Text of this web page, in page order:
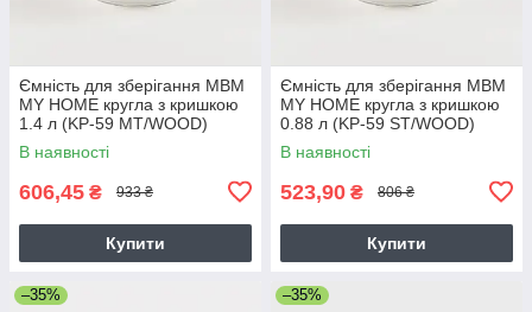
Ємність для зберігання МВМ
MY HOME кругла з кришкою
1.4 л (KP-59 MT/WOOD)
В наявності
606,45 ₴ 933 ₴
Купити
Ємність для зберігання МВМ
MY HOME кругла з кришкою
0.88 л (KP-59 ST/WOOD)
В наявності
523,90 ₴ 806 ₴
Купити
–35% –35%